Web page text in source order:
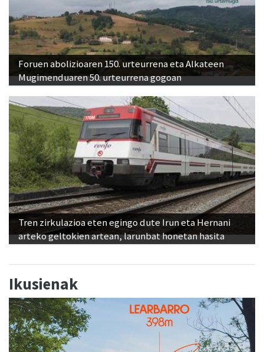
Foruen abolizioaren 150. urteurrena eta Alkateen
Mugimenduaren 50. urteurrena gogoan
Tren zirkulazioa eten egingo dute Irun eta Hernani
arteko geltokien artean, larunbat honetan hasita
Ikusienak